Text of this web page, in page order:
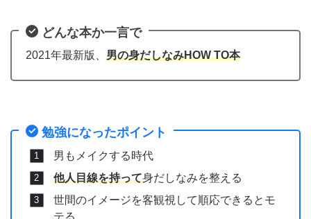
どんな本か一言で
2021年最新版、 男の身だしなみHOW TO本
勉強になったポイント
男もメイクする時代
他人目線を持って身だしなみを整える
世間のイメージを客観視して順応できるとモ
テる